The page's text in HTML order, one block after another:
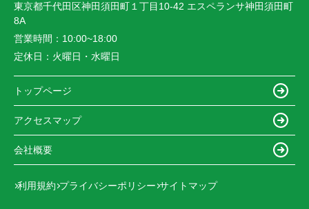
東京都千代田区神田須田町１丁目10-42 エスペランサ神田須田町
8A
営業時間： 10:00~18:00
定休日： 火曜日・水曜日
トップページ
アクセスマップ
会社概要
利用規約 プライバシーポリシー サイトマップ